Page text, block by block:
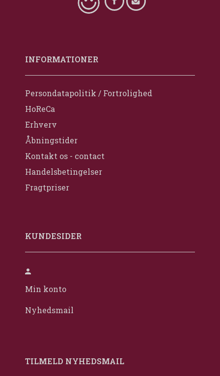
INFORMATIONER
Persondatapolitik / Fortrolighed
HoReCa
Erhverv
Åbningstider
Kontakt os - contact
Handelsbetingelser
Fragtpriser
KUNDESIDER
Min konto
Nyhedsmail
TILMELD NYHEDSMAIL